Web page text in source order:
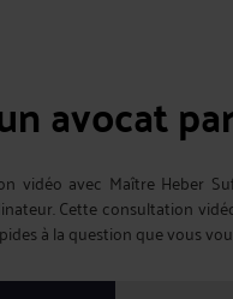
avocat
vidéo avec Maître Heber
Cette consultation
à la question que vous